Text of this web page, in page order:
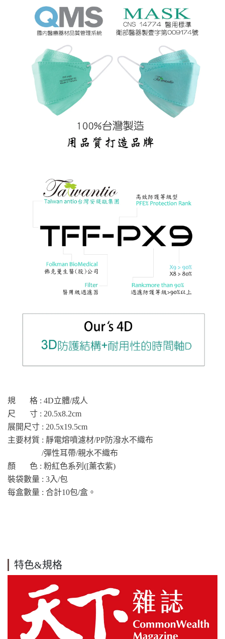
規 格 : 4D立體/成人
尺 寸 : 20.5x8.2cm
展開尺寸 : 20.5x19.5cm
主要材質 : 靜電熔噴濾材/PP防潑水不織布
/彈性耳帶/親水不織布
顏 色 : 粉紅色系列([薰衣紫)
裝袋數量 : 3入/包
​​​每盒數量 : 合計10包/盒。
特色&規格